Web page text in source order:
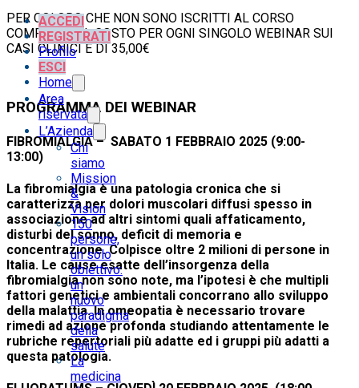
ACCEDI
REGISTRATI
Profilo
ESCI
Home
Area
riservata
L’Azienda
Chi
siamo
Mission
&
Vision
150
persone,
un solo
obiettivo:
un
nuovo
paradigma
della
salute
La
medicina
PER COLORO CHE NON SONO ISCRITTI AL CORSO
COMPLETO IL COSTO PER OGNI SINGOLO WEBINAR SUI
CASI CLINICI È DI 35,00€
PROGRAMMA DEI WEBINAR
FIBROMIALGIA – SABATO 1 FEBBRAIO 2025 (9:00-
13:00)
La fibromialgia è una patologia cronica che si
caratterizza per dolori muscolari diffusi spesso in
associazione ad altri sintomi quali affaticamento,
disturbi del sonno, deficit di memoria e
concentrazione. Colpisce oltre 2 milioni di persone in
Italia. Le cause esatte dell’insorgenza della
fibromialgia non sono note, ma l’ipotesi è che multipli
fattori genetici e ambientali concorrano allo sviluppo
della malattia. In omeopatia è necessario trovare
rimedi ad azione profonda studiando attentamente le
rubriche repertoriali più adatte ed i gruppi più adatti a
questa patologia.